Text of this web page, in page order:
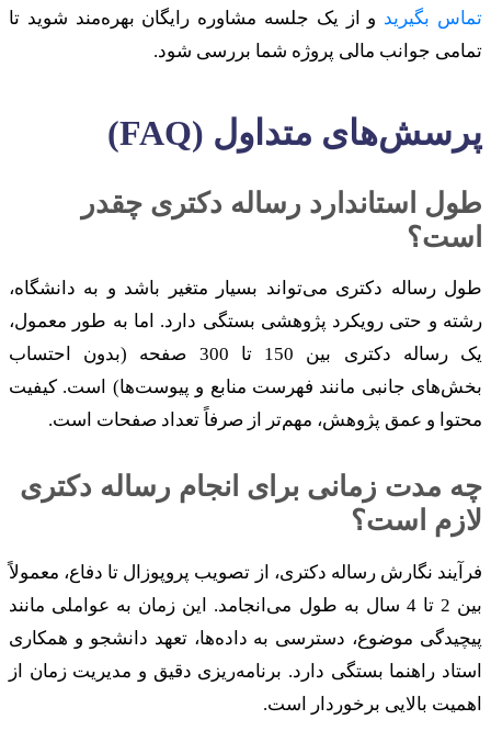
تماس بگیرید و از یک جلسه مشاوره رایگان بهره‌مند شوید تا
تمامی جوانب مالی پروژه شما بررسی شود.
پرسش‌های متداول (FAQ)
طول استاندارد رساله دکتری چقدر
است؟
طول رساله دکتری می‌تواند بسیار متغیر باشد و به دانشگاه،
رشته و حتی رویکرد پژوهشی بستگی دارد. اما به طور معمول،
یک رساله دکتری بین 150 تا 300 صفحه (بدون احتساب
بخش‌های جانبی مانند فهرست منابع و پیوست‌ها) است. کیفیت
محتوا و عمق پژوهش، مهم‌تر از صرفاً تعداد صفحات است.
چه مدت زمانی برای انجام رساله دکتری
لازم است؟
فرآیند نگارش رساله دکتری، از تصویب پروپوزال تا دفاع، معمولاً
بین 2 تا 4 سال به طول می‌انجامد. این زمان به عواملی مانند
پیچیدگی موضوع، دسترسی به داده‌ها، تعهد دانشجو و همکاری
استاد راهنما بستگی دارد. برنامه‌ریزی دقیق و مدیریت زمان از
اهمیت بالایی برخوردار است.